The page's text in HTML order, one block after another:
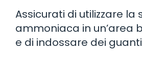
Assicurati di utilizzare la
ammoniaca in un’area
e di indossare dei